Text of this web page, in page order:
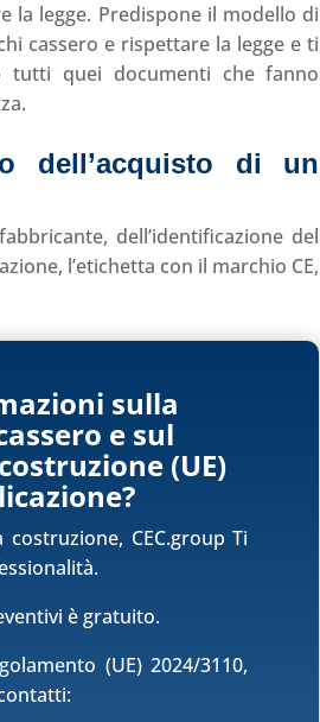
la legge. Predispone il modello di
cassero e rispettare la legge e ti
tutti quei documenti che fanno
dell’acquisto di un
dell’identificazione del
l’etichetta con il marchio CE,
sulla
e sul
(UE)
CEC.group Ti
è gratuito.
(UE) 2024/3110,